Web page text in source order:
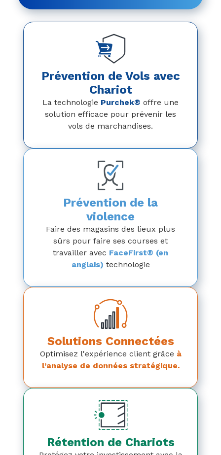
Prévention de Vols avec
Chariot
La technologie Purchek® offre une
solution efficace pour prévenir les
vols de marchandises.
Prévention de la
violence
Faire des magasins des lieux plus
sûrs pour faire ses courses et
travailler avec FaceFirst® (en
anglais) technologie
Solutions Connectées
Optimisez l'expérience client grâce à
l’analyse de données stratégique.
Rétention de Chariots